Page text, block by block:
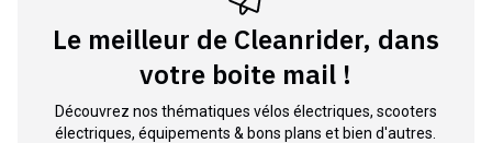
Le meilleur de Cleanrider, dans
votre boite mail !
Découvrez nos thématiques vélos électriques, scooters
électriques, équipements & bons plans et bien d'autres.